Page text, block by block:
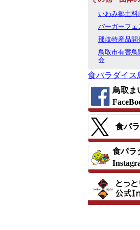
いわみ郷土料
バーガーフェ
那岐特産品開
鳥取市有害鳥
会
食パラダイス
鳥取ま
食パ
食パラ